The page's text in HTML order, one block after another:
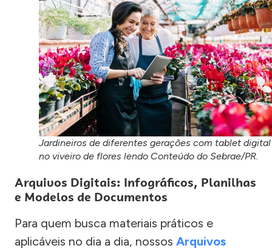
Jardineiros de diferentes gerações com tablet digital
no viveiro de flores lendo Conteúdo do Sebrae/PR.
Arquivos Digitais: Infográficos, Planilhas
e Modelos de Documentos
Para quem busca materiais práticos e
aplicáveis no dia a dia, nossos Arquivos